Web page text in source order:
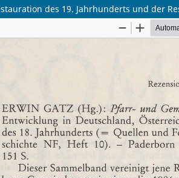
des 19. Jahrhunderts und der